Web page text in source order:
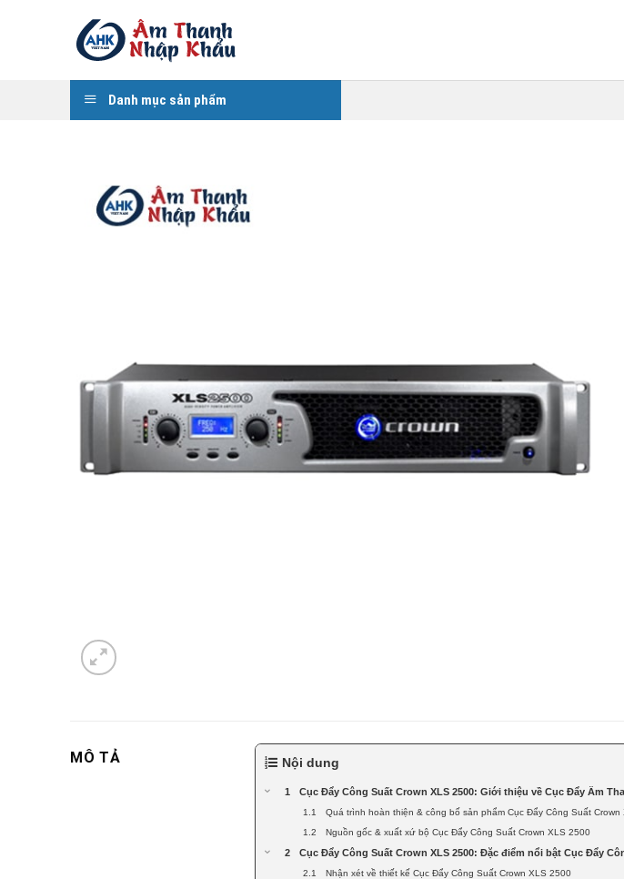
Danh mục sản phẩm
MÔ TẢ Nội dung
Cục Đẩy Công Suất Crown XLS 2500: Giới thiệu về Cục Đẩy Âm
Quá trình hoàn thiện & công bố sản phẩm Cục Đẩy Công Suất Crown
Nguồn gốc & xuất xứ bộ Cục Đẩy Công Suất Crown XLS 2500
Cục Đẩy Công Suất Crown XLS 2500: Đặc điểm nổi bật Cục Đẩy
Nhận xét về thiết kế Cục Đẩy Công Suất Crown XLS 2500